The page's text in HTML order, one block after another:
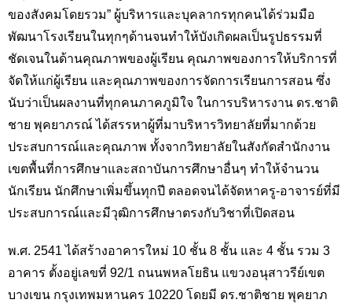
ของสังคมโดยรวม” ผู้บริหารและบุคลากรทุกคนได้ร่วมมือ
พัฒนาโรงเรียนในทุกๆด้านจนทำให้บังเกิดผลเป็นรูปธรรมที่
ชัดเจนในด้านคุณภาพของผู้เรียน คุณภาพของการให้บริการที่
จัดให้แก่ผู้เรียน และคุณภาพของการจัดการเรียนการสอน ซึ่ง
นับว่าเป็นผลงานที่ทุกคนภาคภูมิใจ ในการบริหารงาน ดร.ชาติ
ชาย พุคยาภรณ์ ได้สรรหาผู้ที่มาบริหารวิทยาลัยที่มากด้วย
ประสบการณ์และคุณภาพ ทั้งจากวิทยาลัยในสังกัดสำนักงาน
เขตพื้นที่การศึกษาและสถาบันการศึกษาอื่นๆ ทำให้จำนวน
นักเรียน นักศึกษาเพิ่มขึ้นทุกปี ตลอดจนได้จัดหาครู-อาจารย์ที่มี
ประสบการณ์และมีวุฒิการศึกษาตรงกับวิชาที่เปิดสอน
พ.ศ. 2541 ได้สร้างอาคารใหม่ 10 ชั้น 8 ชั้น และ 4 ชั้น รวม 3
อาคาร ตั้งอยู่เลขที่ 92/1 ถนนพหลโยธิน แขวงอนุสาวรีย์เขต
บางเขน กรุงเทพมหานคร 10220 โดยมี ดร.ชาติชาย พุคยาภ